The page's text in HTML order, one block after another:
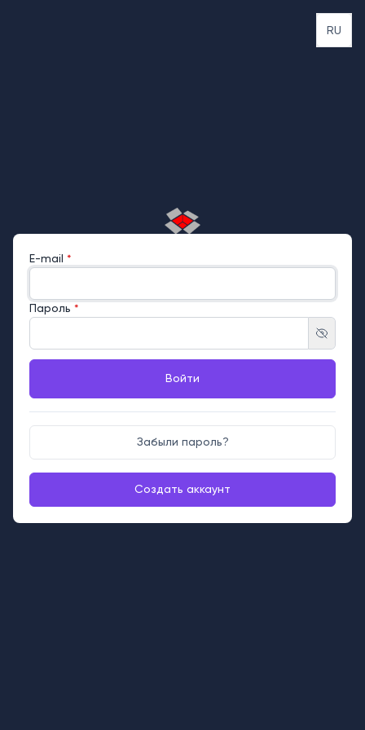
RU
E-mail *
Пароль *
Войти
Забыли пароль?
Создать аккаунт